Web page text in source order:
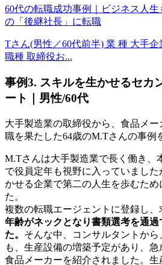
60代の転職成功事例｜ビジネス人
の「後継社長」に転職
Tさん(男性／60代前半) 業 種 大手
職種 取締役お...
事例3. スキルを生かせるセカ
ート｜男性/60代
大手製造業の取締役から、食品メ
職を果たした64歳のM.Tさんの事例
M.Tさんは大手製造業で長く働き、
で役員定年も視野に入っていまし
かせる企業で第二の人生を歩むた
た。
複数の転職エージェントに登録し、
年齢がネックとなり書類選考を通
た。 そんな中、コンサルタントか
も、生産設備の増築予定があり、
食品メーカーを紹介されました。